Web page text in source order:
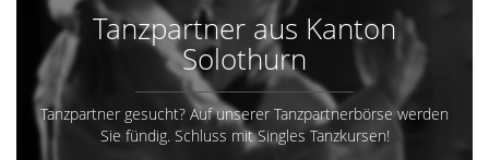
Tanzpartner aus Kanton
Solothurn
Tanzpartner gesucht? Auf unserer Tanzpartnerbörse werden
Sie fündig. Schluss mit Singles Tanzkursen!